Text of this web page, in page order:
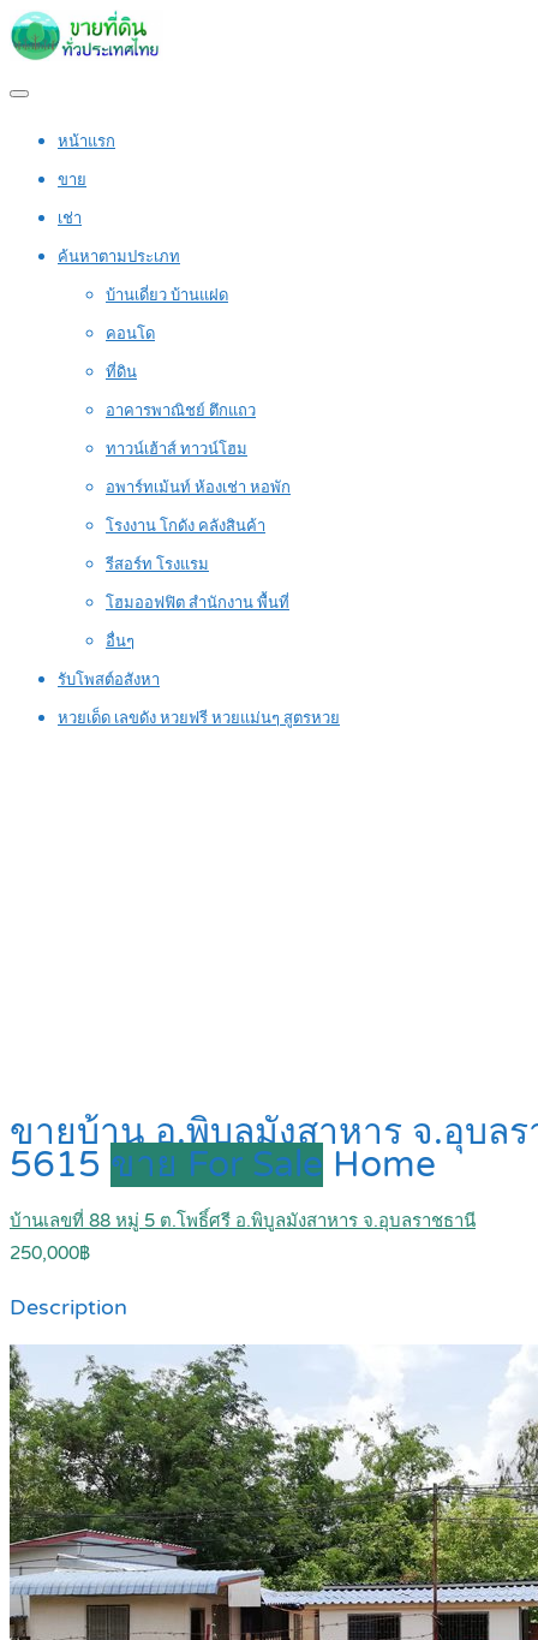
หน้าแรก
ขาย
เช่า
ค้นหาตามประเภท
บ้านเดี่ยว บ้านแฝด
คอนโด
ที่ดิน
อาคารพาณิชย์ ตึกแถว
ทาวน์เฮ้าส์ ทาวน์โฮม
อพาร์ทเม้นท์ ห้องเช่า หอพัก
โรงงาน โกดัง คลังสินค้า
รีสอร์ท โรงแรม
โฮมออฟฟิต สำนักงาน พื้นที่
อื่นๆ
รับโพสต์อสังหา
หวยเด็ด เลขดัง หวยฟรี หวยแม่นๆ สูตรหวย
ขายบ้าน อ.พิบูลมังสาหาร จ.อุบล
5615 ขาย For Sale Home
บ้านเลขที่ 88 หมู่ 5 ต.โพธิ์ศรี อ.พิบูลมังสาหาร จ.อุบลราชธานี
250,000฿
Description